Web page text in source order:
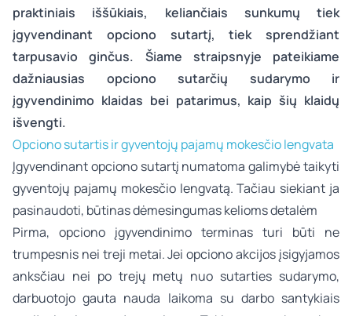
praktiniais iššūkiais, keliančiais sunkumų tiek
įgyvendinant opciono sutartį, tiek sprendžiant
tarpusavio ginčus. Šiame straipsnyje pateikiame
dažniausias opciono sutarčių sudarymo ir
įgyvendinimo klaidas bei patarimus, kaip šių klaidų
išvengti.
Opciono sutartis ir gyventojų pajamų mokesčio lengvata
Įgyvendinant opciono sutartį numatoma galimybė taikyti
gyventojų pajamų mokesčio lengvatą. Tačiau siekiant ja
pasinaudoti, būtinas dėmesingumas kelioms detalėm
Pirma, opciono įgyvendinimo terminas turi būti ne
trumpesnis nei treji metai. Jei opciono akcijos įsigyjamos
anksčiau nei po trejų metų nuo sutarties sudarymo,
darbuotojo gauta nauda laikoma su darbo santykiais